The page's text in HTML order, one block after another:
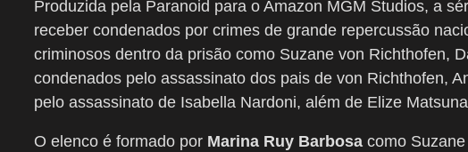
Produzida pela Paranoid para o Amazon MGM Studios, a
receber condenados por crimes de grande repercussão
criminosos dentro da prisão como Suzane von Richthofen,
condenados pelo assassinato dos pais de von Richthofen,
pelo assassinato de Isabella Nardoni, além de Elize
O elenco é formado por Marina Ruy Barbosa como